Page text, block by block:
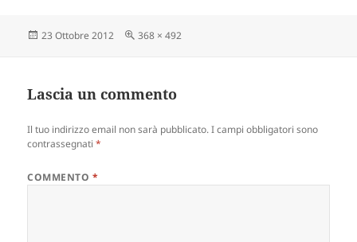
Scritto
23 Ottobre 2012
Dimensione
368 × 492
Lascia un commento
Il tuo indirizzo email non sarà pubblicato. I campi obbligatori sono
contrassegnati*
COMMENTO *